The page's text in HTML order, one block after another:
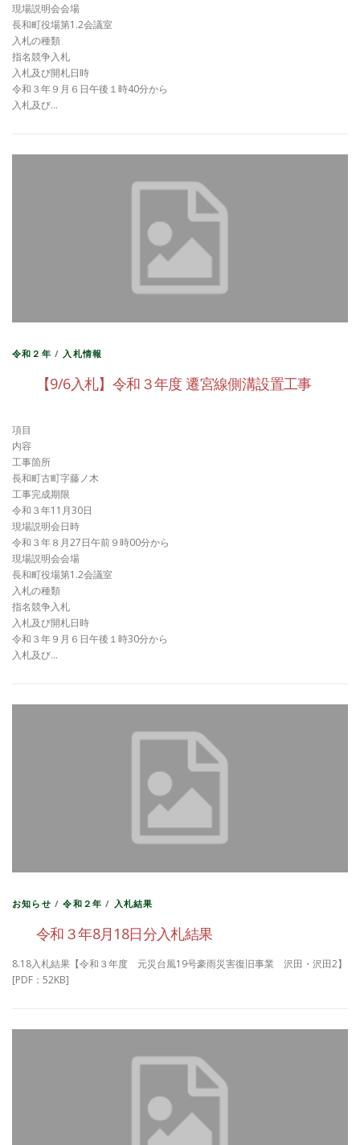
現場説明会会場
長和町役場第1.2会議室
入札の種類
指名競争入札
入札及び開札日時
令和３年９月６日午後１時40分から
入札及び…
令和２年 / 入札情報
【9/6入札】令和３年度 遷宮線側溝設置工事
項目
内容
工事箇所
長和町古町字藤ノ木
工事完成期限
令和３年11月30日
現場説明会日時
令和３年８月27日午前９時00分から
現場説明会会場
長和町役場第1.2会議室
入札の種類
指名競争入札
入札及び開札日時
令和３年９月６日午後１時30分から
入札及び…
お知らせ /令和２年 / 入札結果
令和３年8月18日分入札結果
8.18入札結果【令和３年度 元災台風19号豪雨災害復旧事業 沢田・沢田2】
[PDF：52KB]